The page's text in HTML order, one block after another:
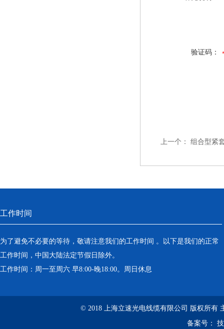
验证码：
上一个： 组合型紧
工作时间
为了避免不必要的等待，敬请注意我们的工作时间 。以下是我们的正常
工作时间，中国大陆法定节假日除外。
工作时间：周一至周六 早8:00-晚18:00。周日休息
© 2018 上海立速光电线缆有限公司 版权所有
备案号：